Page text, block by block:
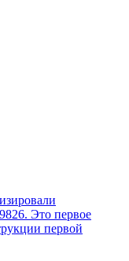
Это первое
первой